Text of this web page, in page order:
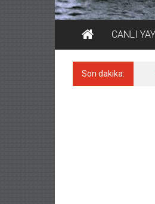
CANLI
Son dakika: